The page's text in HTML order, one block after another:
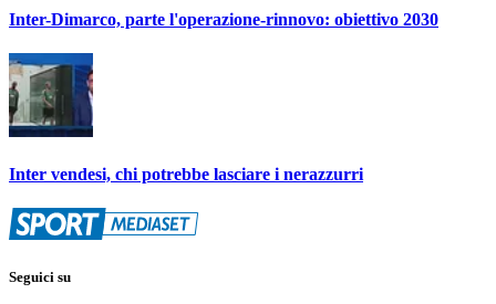
Inter-Dimarco, parte l'operazione-rinnovo: obiettivo 2030
Inter vendesi, chi potrebbe lasciare i nerazzurri
Seguici su